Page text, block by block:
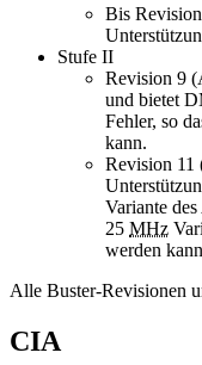
Bis
Stufe II
Revision 9
und bietet
Fehler, so
kann.
Revision
Variante
25 MHz
werden
Alle Buster-Revisionen
CIA